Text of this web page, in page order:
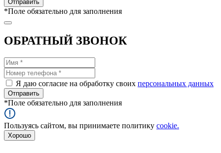
*Поле обязательно для заполнения
ОБРАТНЫЙ ЗВОНОК
Я даю согласие на обработку своих персональных данных
*Поле обязательно для заполнения
Пользуясь сайтом, вы принимаете политику cookie.
Хорошо